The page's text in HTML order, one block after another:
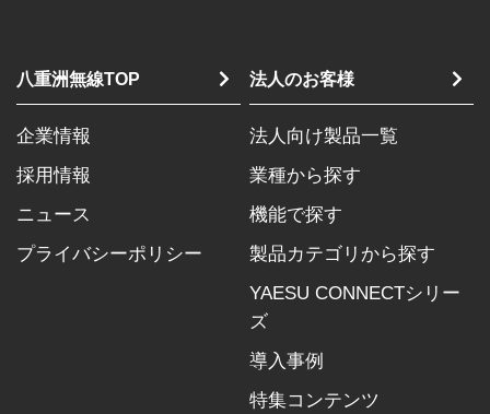
八重洲無線TOP
企業情報
採用情報
ニュース
プライバシーポリシー
法人のお客様
法人向け製品一覧
業種から探す
機能で探す
製品カテゴリから探す
YAESU CONNECTシリー
ズ
導入事例
特集コンテンツ